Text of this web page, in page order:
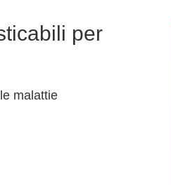
per
malattie